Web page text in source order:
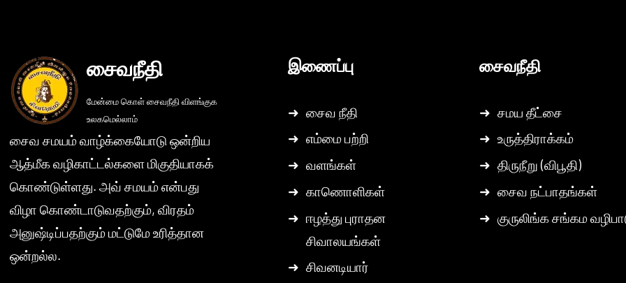
சைவநீதி
மேன்மை கொள் சைவநீதி விளங்குக
உலகமெல்லாம்
சைவ சமயம் வாழ்க்கையோடு ஒன்றிய
ஆத்மீக வழிகாட்டல்களை மிகுதியாகக்
கொண்டுள்ளது. அவ் சமயம் என்பது
விழா கொண்டாடுவதற்கும், விரதம்
அனுஷ்டிப்பதற்கும் மட்டுமே உரித்தான
ஒன்றல்ல.
இணைப்பு
➜ சைவ நீதி
➜ எம்மை பற்றி
➜ வளங்கள்
➜ காணொளிகள்
➜ ஈழத்து புராதன
சிவாலயங்கள்
➜ சிவனடியார்
சைவநீதி
➜ சமய தீட்சை
➜ உருத்திராக்கம்
➜ திருநீறு (விபூதி)
➜ சைவ நட்பாதங்கள்
➜ குருலிங்க சங்கம